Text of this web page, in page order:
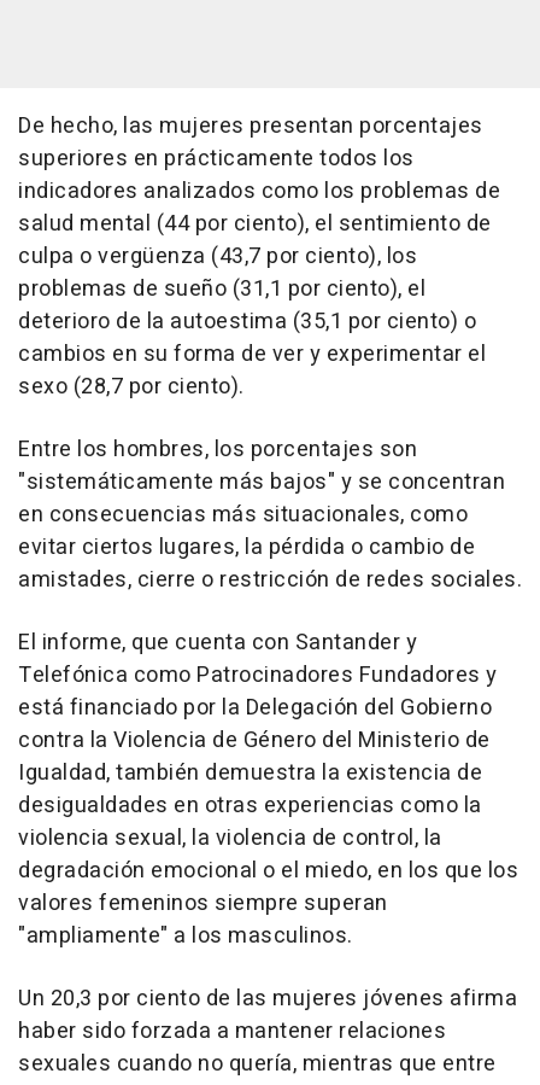
De hecho, las mujeres presentan porcentajes
superiores en prácticamente todos los
indicadores analizados como los problemas de
salud mental (44 por ciento), el sentimiento de
culpa o vergüenza (43,7 por ciento), los
problemas de sueño (31,1 por ciento), el
deterioro de la autoestima (35,1 por ciento) o
cambios en su forma de ver y experimentar el
sexo (28,7 por ciento).
Entre los hombres, los porcentajes son
"sistemáticamente más bajos" y se concentran
en consecuencias más situacionales, como
evitar ciertos lugares, la pérdida o cambio de
amistades, cierre o restricción de redes sociales.
El informe, que cuenta con Santander y
Telefónica como Patrocinadores Fundadores y
está financiado por la Delegación del Gobierno
contra la Violencia de Género del Ministerio de
Igualdad, también demuestra la existencia de
desigualdades en otras experiencias como la
violencia sexual, la violencia de control, la
degradación emocional o el miedo, en los que los
valores femeninos siempre superan
"ampliamente" a los masculinos.
Un 20,3 por ciento de las mujeres jóvenes afirma
haber sido forzada a mantener relaciones
sexuales cuando no quería, mientras que entre